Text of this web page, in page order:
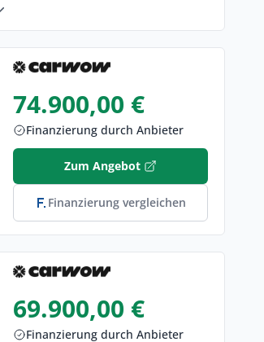
74.900,00 €
Finanzierung durch Anbieter
Zum Angebot
Finanzierung vergleichen
69.900,00 €
Finanzierung durch Anbieter